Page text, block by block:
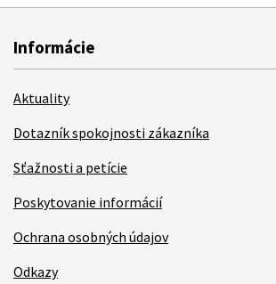
Informácie
Aktuality
Dotazník spokojnosti zákazníka
Sťažnosti a petície
Poskytovanie informácií
Ochrana osobných údajov
Odkazy